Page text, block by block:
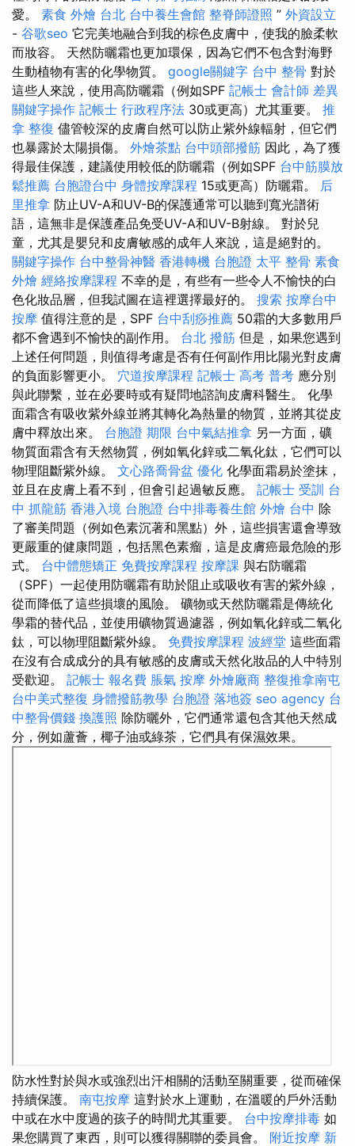
愛。 素食 外燴 台北 台中養生會館 整脊師證照 ” 外資設立
- 谷歌seo 它完美地融合到我的棕色皮膚中，使我的臉柔軟
而妝容。 天然防曬霜也更加環保，因為它們不包含對海野
生動植物有害的化學物質。 google關鍵字 台中 整骨 對於
這些人來說，使用高防曬霜（例如SPF 記帳士 會計師 差異
關鍵字操作 記帳士 行政程序法 30或更高）尤其重要。 推
拿 整復 儘管較深的皮膚自然可以防止紫外線輻射，但它們
也暴露於太陽損傷。 外燴茶點 台中頭部撥筋 因此，為了獲
得最佳保護，建議使用較低的防曬霜（例如SPF 台中筋膜放
鬆推薦 台胞證台中 身體按摩課程 15或更高）防曬霜。 后
里推拿 防止UV-A和UV-B的保護通常可以聽到寬光譜術
語，這無非是保護產品免受UV-A和UV-B射線。 對於兒
童，尤其是嬰兒和皮膚敏感的成年人來說，這是絕對的。
關鍵字操作 台中整骨神醫 香港轉機 台胞證 太平 整骨 素食
外燴 經絡按摩課程 不幸的是，有些有一些令人不愉快的白
色化妝品層，但我試圖在這裡選擇最好的。 搜索 按摩台中
按摩 值得注意的是，SPF 台中刮痧推薦 50霜的大多數用戶
都不會遇到不愉快的副作用。 台北 撥筋 但是，如果您遇到
上述任何問題，則值得考慮是否有任何副作用比陽光對皮膚
的負面影響更小。 穴道按摩課程 記帳士 高考 普考 應分別
與此聯繫，並在必要時或有疑問地諮詢皮膚科醫生。 化學
面霜含有吸收紫外線並將其轉化為熱量的物質，並將其從皮
膚中釋放出來。 台胞證 期限 台中氣結推拿 另一方面，礦
物質面霜含有天然物質，例如氧化鋅或二氧化鈦，它們可以
物理阻斷紫外線。 文心路喬骨盆 優化 化學面霜易於塗抹，
並且在皮膚上看不到，但會引起過敏反應。 記帳士 受訓 台
中 抓龍筋 香港入境 台胞證 台中排毒養生館 外燴 台中 除
了審美問題（例如色素沉著和黑點）外，這些損害還會導致
更嚴重的健康問題，包括黑色素瘤，這是皮膚癌最危險的形
式。 台中體態矯正 免費按摩課程 按摩課 與右防曬霜
（SPF）一起使用防曬霜有助於阻止或吸收有害的紫外線，
從而降低了這些損壞的風險。 礦物或天然防曬霜是傳統化
學霜的替代品，並使用礦物質過濾器，例如氧化鋅或二氧化
鈦，可以物理阻斷紫外線。 免費按摩課程 波經堂 這些面霜
在沒有合成成分的具有敏感的皮膚或天然化妝品的人中特別
受歡迎。 記帳士 報名費 脹氣 按摩 外燴廠商 整復推拿南屯
台中美式整復 身體撥筋教學 台胞證 落地簽 seo agency 台
中整骨價錢 換護照 除防曬外，它們通常還包含其他天然成
分，例如蘆薈，椰子油或綠茶，它們具有保濕效果。
防水性對於與水或強烈出汗相關的活動至關重要，從而確保
持續保護。 南屯按摩 這對於水上運動，在溫暖的戶外活動
中或在水中度過的孩子的時間尤其重要。 台中按摩排毒 如
果您購買了東西，則可以獲得關聯的委員會。 附近按摩 新